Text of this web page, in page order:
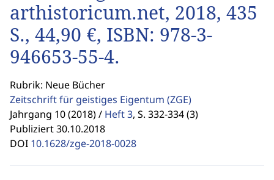
arthistoricum.net, 2018, 435
S., 44,90 €, ISBN: 978-3-
946653-55-4.
Rubrik: Neue Bücher
Zeitschrift für geistiges Eigentum (ZGE)
Jahrgang 10 (2018) / Heft 3, S. 332-334 (3)
Publiziert 30.10.2018
DOI 10.1628/zge-2018-0028